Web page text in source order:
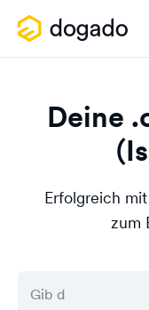
Deine
Erfolgreich
zum